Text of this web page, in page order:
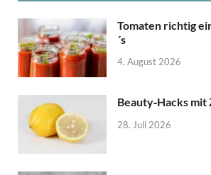
Tomaten richtig
´s
4. August 2026
Beauty‑Hacks
28. Juli 2026